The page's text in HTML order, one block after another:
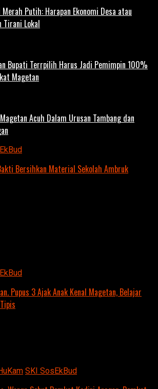
Merah Putih: Harapan Ekonomi Desa atau
Tirani Lokal
Bupati Terrpilih Harus Jadi Pemimpin 100%
Magetan
Acuh Dalam Urusan Tambang dan
Bersihkan Material Sekolah Ambruk
Pupus 3 Ajak Anak Kenal Magetan, Belajar
SKI SosEkBud